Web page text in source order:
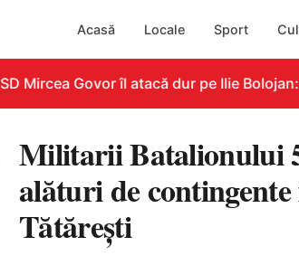
Acasă Locale Sport
Mircea Govor îl atacă dur pe Ilie
Militarii Batalionului
alături de
Tătărești